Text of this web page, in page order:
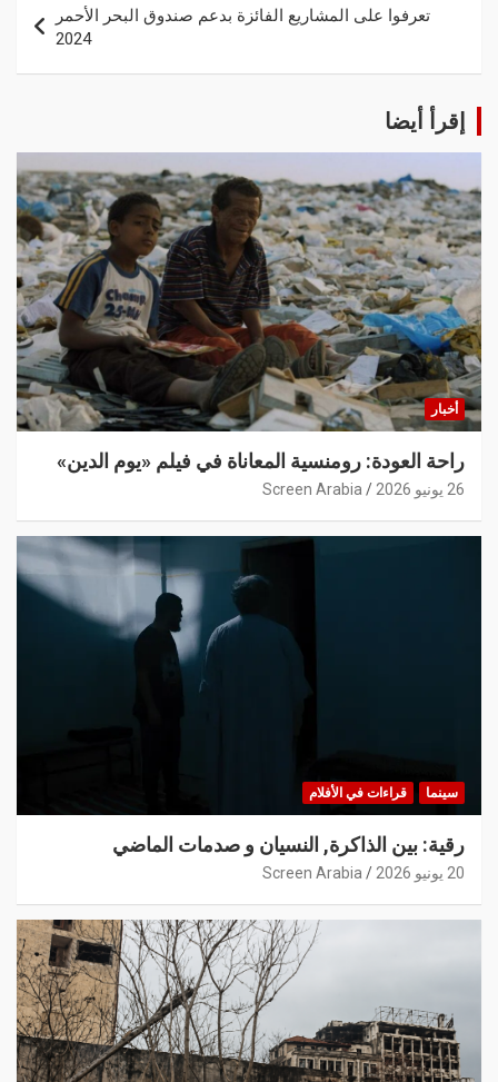
تعرفوا على المشاريع الفائزة بدعم صندوق البحر الأحمر
2024
إقرأ أيضا
أخبار
راحة العودة: رومنسية المعاناة في فيلم «يوم الدين»
26 يونيو 2026 Screen Arabia
سينما قراءات في الأفلام
رقية: بين الذاكرة, النسيان و صدمات الماضي
20 يونيو 2026 Screen Arabia